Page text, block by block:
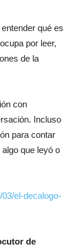
qué es
por leer,
de la
con
Incluso
para contar
que leyó o
el-decalogo-
de